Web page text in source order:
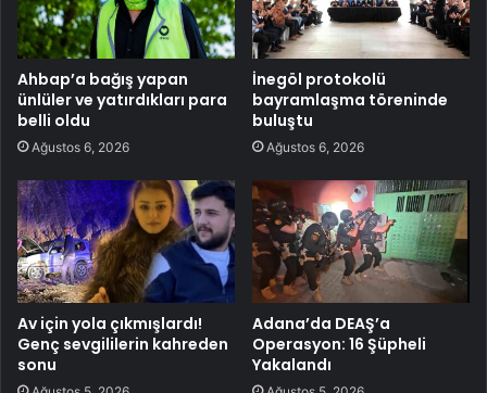
Ahbap’a bağış yapan
ünlüler ve yatırdıkları para
belli oldu
Ağustos 6, 2026
İnegöl protokolü
bayramlaşma töreninde
buluştu
Ağustos 6, 2026
Av için yola çıkmışlardı!
Genç sevgililerin kahreden
sonu
Adana’da DEAŞ’a
Operasyon: 16 Şüpheli
Yakalandı